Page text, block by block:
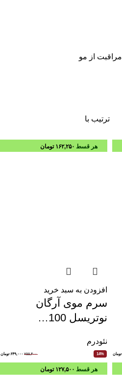
مراقبت از مو
ترتیب با
تومان
هر قسط ۱۶۲,۲۵۰ تومان
افزودن به سبد خرید
سرم موی آرگان
نوتریسل 100…
نئودرم
14% ۷۵۵,۴۰۰ ۶۴۹,۰۰۰ تومان
هر قسط ۱۲۷,۵۰۰ تومان